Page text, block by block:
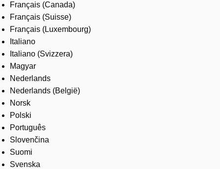
Français (Canada)
Français (Suisse)
Français (Luxembourg)
Italiano
Italiano (Svizzera)
Magyar
Nederlands
Nederlands (België)
Norsk
Polski
Português
Slovenčina
Suomi
Svenska